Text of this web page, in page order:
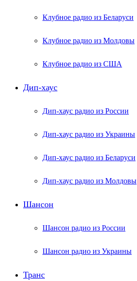
Клубное радио из Беларуси
Клубное радио из Молдовы
Клубное радио из США
Дип-хаус
Дип-хаус радио из России
Дип-хаус радио из Украины
Дип-хаус радио из Беларуси
Дип-хаус радио из Молдовы
Шансон
Шансон радио из России
Шансон радио из Украины
Транс